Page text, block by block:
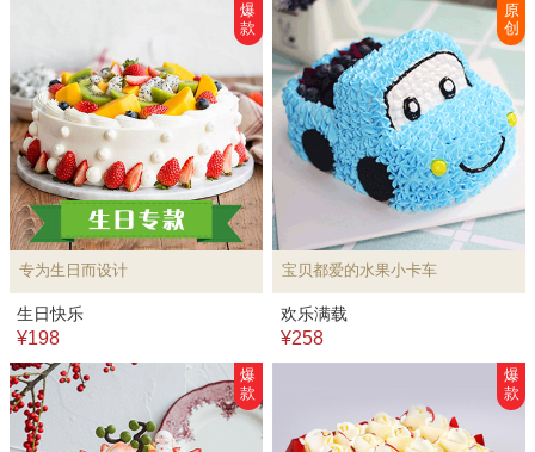
专为生日而设计
爆
款
生日快乐
¥198
宝贝都爱的水果小卡车
原
创
欢乐满载
¥258
爆
款
爆
款